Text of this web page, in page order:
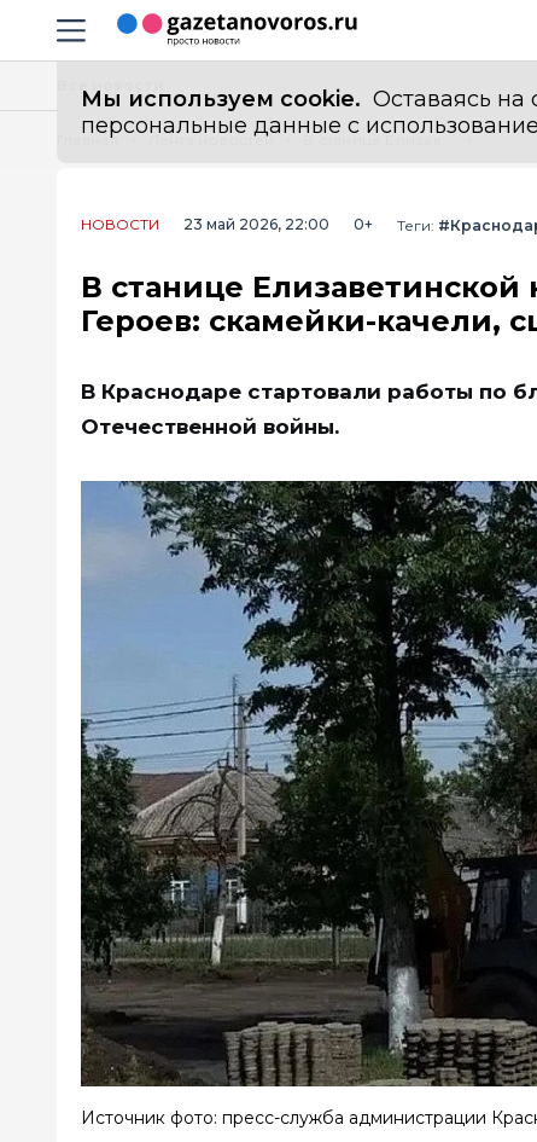
Навигация сайта
Мы используем cookie. Оставаясь на
персональные данные с
Главная Лента новостей В станице Елизаветинской начали благоустраивать сквер Памяти Героев: скамейки-качели, сцена и видеонаблюдение
НОВОСТИ 23 май 2026, 22:00 0+ Теги:
В станице Елизаветинской
Героев: скамейки-качели,
В Краснодаре стартовали работы по
Отечественной войны.
Источник фото: пресс-служба администрации